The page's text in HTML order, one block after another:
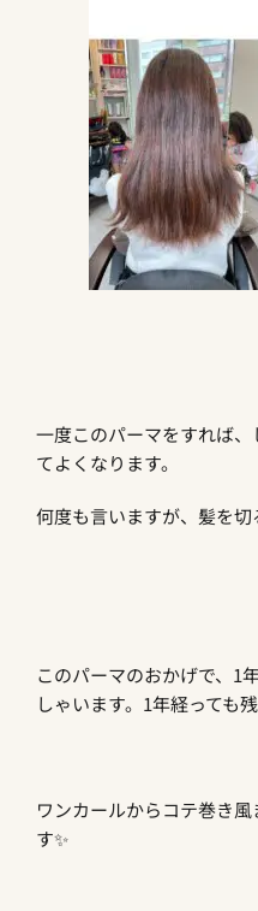
一度このパーマをすれば
てよくなります。
何度も言いますが、髪を
このパーマのおかげで、1
しゃいます。1年経っても
ワンカールからコテ巻き
す✨